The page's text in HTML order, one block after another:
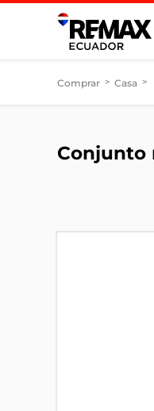
Comprar > Casa >
Conjunto